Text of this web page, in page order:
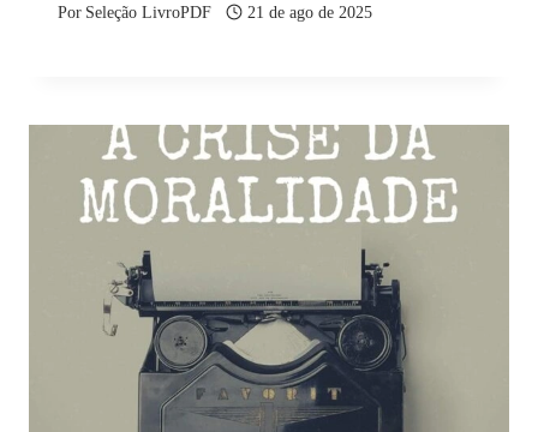
Por Seleção LivroPDF 21 de ago de 2025